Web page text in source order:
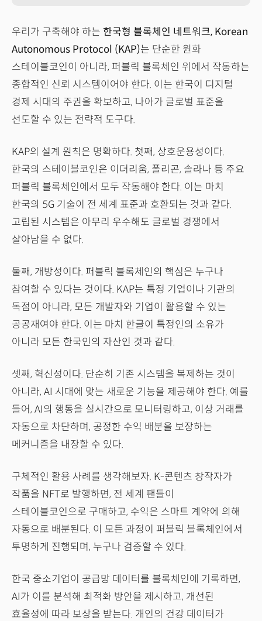
우리가 구축해야 하는 한국형 블록체인 네트워크, Korean
Autonomous Protocol (KAP)는 단순한 원화
스테이블코인이 아니라, 퍼블릭 블록체인 위에서 작동하는
종합적인 신뢰 시스템이어야 한다. 이는 한국이 디지털
경제 시대의 주권을 확보하고, 나아가 글로벌 표준을
선도할 수 있는 전략적 도구다.
KAP의 설계 원칙은 명확하다. 첫째, 상호운용성이다.
한국의 스테이블코인은 이더리움, 폴리곤, 솔라나 등 주요
퍼블릭 블록체인에서 모두 작동해야 한다. 이는 마치
한국의 5G 기술이 전 세계 표준과 호환되는 것과 같다.
고립된 시스템은 아무리 우수해도 글로벌 경쟁에서
살아남을 수 없다.
둘째, 개방성이다. 퍼블릭 블록체인의 핵심은 누구나
참여할 수 있다는 것이다. KAP는 특정 기업이나 기관의
독점이 아니라, 모든 개발자와 기업이 활용할 수 있는
공공재여야 한다. 이는 마치 한글이 특정인의 소유가
아니라 모든 한국인의 자산인 것과 같다.
셋째, 혁신성이다. 단순히 기존 시스템을 복제하는 것이
아니라, AI 시대에 맞는 새로운 기능을 제공해야 한다. 예를
들어, AI의 행동을 실시간으로 모니터링하고, 이상 거래를
자동으로 차단하며, 공정한 수익 배분을 보장하는
메커니즘을 내장할 수 있다.
구체적인 활용 사례를 생각해보자. K-콘텐츠 창작자가
작품을 NFT로 발행하면, 전 세계 팬들이
스테이블코인으로 구매하고, 수익은 스마트 계약에 의해
자동으로 배분된다. 이 모든 과정이 퍼블릭 블록체인에서
투명하게 진행되며, 누구나 검증할 수 있다.
한국 중소기업이 공급망 데이터를 블록체인에 기록하면,
AI가 이를 분석해 최적화 방안을 제시하고, 개선된
효율성에 따라 보상을 받는다. 개인의 건강 데이터가